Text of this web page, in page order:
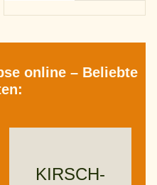
online – Beliebte
KIRSCH-